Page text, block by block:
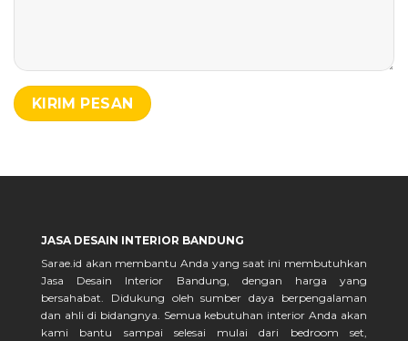
JASA DESAIN INTERIOR BANDUNG
Sarae.id akan membantu Anda yang saat ini membutuhkan
Jasa Desain Interior Bandung, dengan harga yang
bersahabat. Didukung oleh sumber daya berpengalaman
dan ahli di bidangnya. Semua kebutuhan interior Anda akan
kami bantu sampai selesai mulai dari bedroom set,